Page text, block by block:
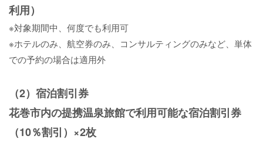
利用）
※対象期間中、何度でも利用可
※ホテルのみ、航空券のみ、コンサルティングのみなど、単体
での予約の場合は適用外
（2）宿泊割引券
花巻市内の提携温泉旅館で利用可能な宿泊割引券
（10％割引）×2枚